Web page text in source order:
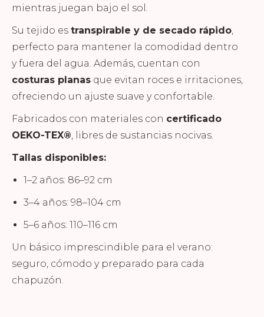
mientras juegan bajo el sol.
Su tejido es transpirable y de secado rápido
perfecto para mantener la comodidad dentro
y fuera del agua. Además, cuentan con
costuras planas que evitan roces e irritaciones,
ofreciendo un ajuste suave y confortable.
Fabricados con materiales con certificado
OEKO-TEX® , libres de sustancias nocivas.
Tallas disponibles:
1–2 años: 86–92 cm
3–4 años: 98–104 cm
5–6 años: 110–116 cm
Un básico imprescindible para el verano:
seguro, cómodo y preparado para cada
chapuzón.